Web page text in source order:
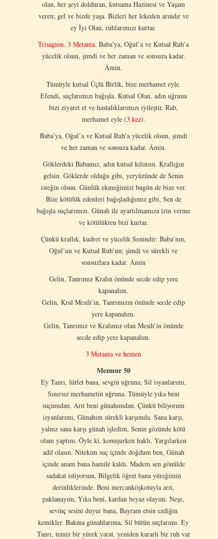
olan, her şeyi dolduran, kutsama Hazinesi ve Yaşam
veren; gel ve bizde yaşa. Bizleri her lekeden arındır ve
ey İyi Olan, ruhlarımızı kurtar.
Trisagion. 3 Metania. Baba’ya, Oğul’a ve Kutsal Ruh’a
yücelik olsun, şimdi ve her zaman ve sonsuza kadar.
Âmin.
Tümüyle kutsal Üçlü Birlik, bize merhamet eyle.
Efendi, suçlarımızı bağışla. Kutsal Olan, adın uğruna
bizi ziyaret et ve hastalıklarımızı iyileştir. Rab,
merhamet eyle (3 kez).
Baba’ya, Oğul’a ve Kutsal Ruh’a yücelik olsun, şimdi
ve her zaman ve sonsuza kadar. Âmin.
Göklerdeki Babamız, adın kutsal kılınsın. Krallığın
gelsin. Göklerde olduğu gibi, yeryüzünde de Senin
isteğin olsun. Günlük ekmeğimizi bugün de bize ver.
Bize kötülük edenleri bağışladığımız gibi, Sen de
bağışla suçlarımızı. Günah ile ayartılmamıza izin verme
ve kötülükten bizi kurtar.
Çünkü krallık, kudret ve yücelik Senindir: Baba’nın,
Oğul’un ve Kutsal Ruh’un; şimdi ve sürekli ve
sonsuzlara kadar. Âmin
Gelin, Tanrımız Kralın önünde secde edip yere
kapanalım.
Gelin, Kral Mesih’in, Tanrımızın önünde secde edip
yere kapanalım.
Gelin, Tanrımız ve Kralımız olan Mesih’in önünde
secde edip yere kapanalım.
3 Metania ve hemen
Mezmur 50
Ey Tanrı, lütfet bana, sevgin uğruna; Sil isyanlarımı,
Sınırsız merhametin uğruna. Tümüyle yıka beni
suçumdan, Arıt beni günahımdan. Çünkü biliyorum
isyanlarımı, Günahım sürekli karşımda. Sana karşı,
yalnız sana karşı günah işledim, Senin gözünde kötü
olanı yaptım. Öyle ki, konuşurken haklı, Yargılarken
adil olasın. Nitekim suç içinde doğdum ben, Günah
içinde anam bana hamile kaldı. Madem sen gönülde
sadakat istiyorsun, Bilgelik öğret bana yüreğimin
derinliklerinde. Beni mercanköşkotuyla arıt,
paklanayım, Yıka beni, kardan beyaz olayım. Neşe,
sevinç sesini duyur bana, Bayram etsin ezdiğin
kemikler. Bakma günahlarıma, Sil bütün suçlarımı. Ey
Tanrı, temiz bir yürek yarat, yeniden kararlı bir ruh var